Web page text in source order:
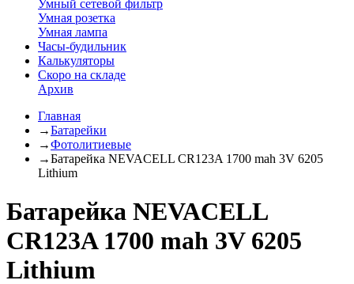
Умный сетевой фильтр
Умная розетка
Умная лампа
Часы-будильник
Калькуляторы
Скоро на складе
Архив
Главная
→Батарейки
→Фотолитиевые
→Батарейка NEVACELL CR123A 1700 mah 3V 6205
Lithium
Батарейка NEVACELL
CR123A 1700 mah 3V 6205
Lithium